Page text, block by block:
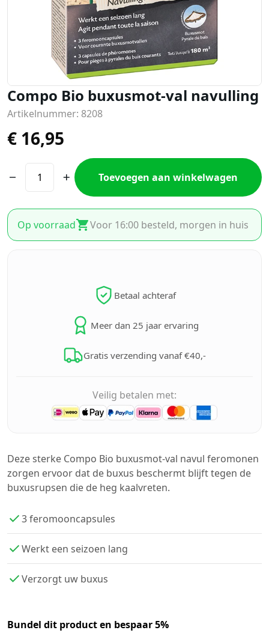
Compo Bio buxusmot-val navulling
Artikelnummer: 8208
€ 16,95
Toevoegen aan winkelwagen
Op voorraad Voor 16:00 besteld, morgen in huis
Betaal achteraf
Meer dan 25 jaar ervaring
Gratis verzending vanaf €40,-
Veilig betalen met:
Deze sterke Compo Bio buxusmot-val navul feromonen
zorgen ervoor dat de buxus beschermt blijft tegen de
buxusrupsen die de heg kaalvreten.
3 feromooncapsules
Werkt een seizoen lang
Verzorgt uw buxus
Bundel dit product en bespaar 5%